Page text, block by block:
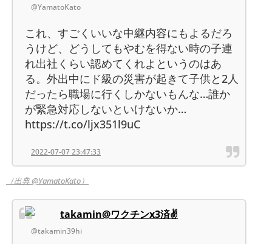
@YamatoKato
これ、すごくいいな中継内容にもよるだろ
うけど、どうしてもやむを得ない時の子連
れ出社くらい認めてくれよというのはあ
る。外出中にド級の災害が起きて子供と2人
だったら職場に行くしかないもんな…誰か
が緊急対応しないといけないか…
https://t.co/ljx351l9uC
2022-07-07 23:47:33
（出典 @YamatoKato）
takamin@ワクチンx3済✌️
@takamin39hi